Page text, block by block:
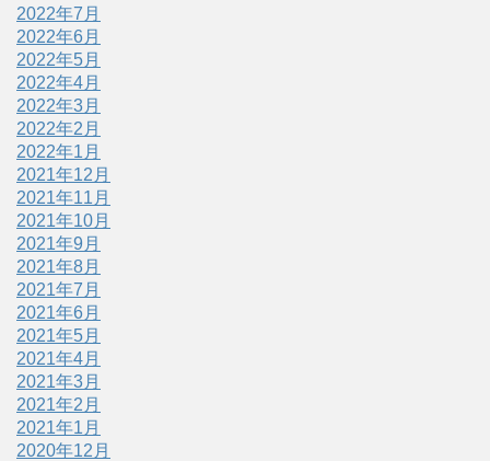
2022年7月
2022年6月
2022年5月
2022年4月
2022年3月
2022年2月
2022年1月
2021年12月
2021年11月
2021年10月
2021年9月
2021年8月
2021年7月
2021年6月
2021年5月
2021年4月
2021年3月
2021年2月
2021年1月
2020年12月